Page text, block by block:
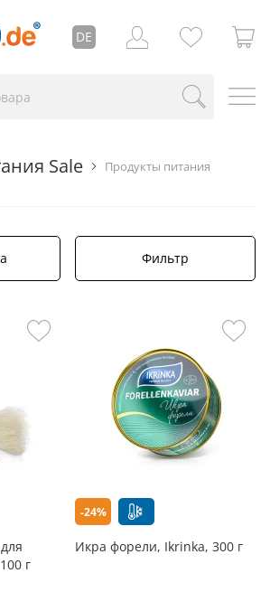
DE
Продукты питания
Sale
Фильтр
г
-24%
Икра форели, Ikrinka, 300 г